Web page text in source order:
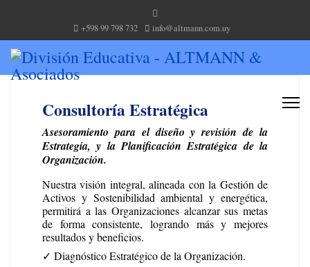
+598 99 798 732 info@altmann.com.uy
Consultoría Estratégica
Asesoramiento para el diseño y revisión de la
Estrategia, y la Planificación Estratégica de la
Organización.
Nuestra visión integral, alineada con la Gestión de
Activos y Sostenibilidad ambiental y energética,
permitirá a las Organizaciones alcanzar sus metas
de forma consistente, logrando más y mejores
resultados y beneficios.
✓ Diagnóstico Estratégico de la Organización.